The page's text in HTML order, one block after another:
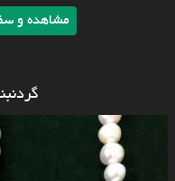
مشاهده و